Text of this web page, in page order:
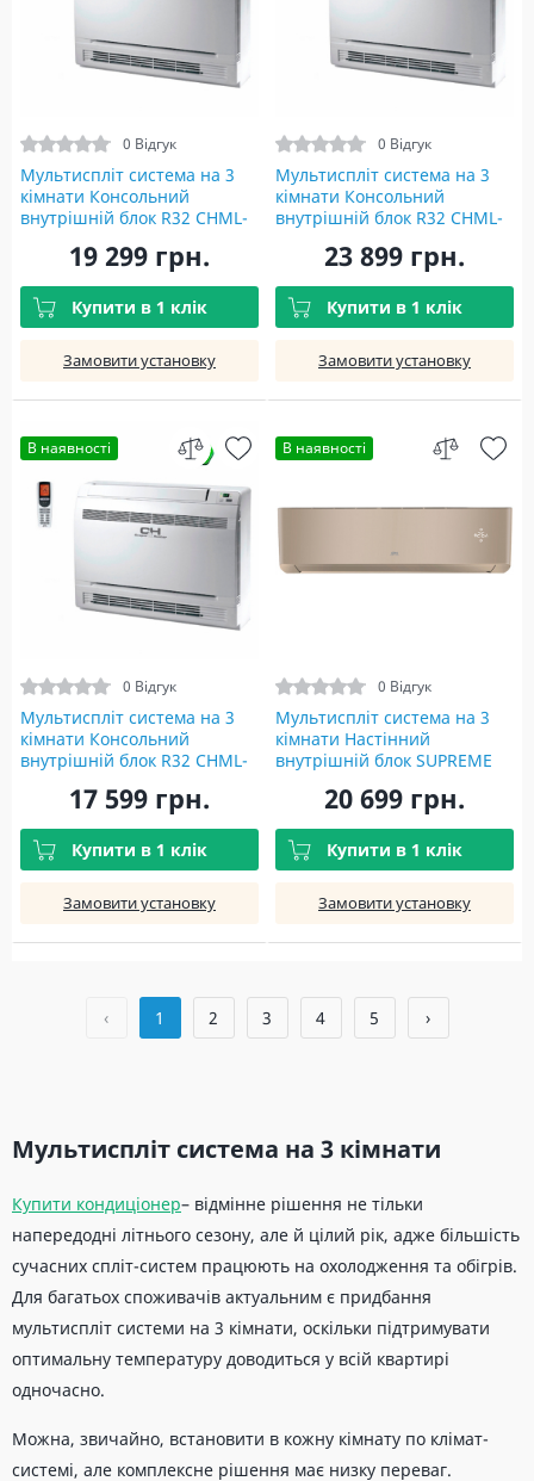
0 Відгук
Мультиспліт система на 3
кімнати Консольний
внутрішній блок R32 CHML-
19 299 грн.
Купити в 1 клік
Замовити установку
0 Відгук
Мультиспліт система на 3
кімнати Консольний
внутрішній блок R32 CHML-
23 899 грн.
Купити в 1 клік
Замовити установку
В наявності
0 Відгук
Мультиспліт система на 3
кімнати Консольний
внутрішній блок R32 CHML-
17 599 грн.
Купити в 1 клік
Замовити установку
В наявності
0 Відгук
Мультиспліт система на 3
кімнати Настінний
внутрішній блок SUPREME
S09FTXAL-GD(I)
20 699 грн.
Купити в 1 клік
Замовити установку
‹ 1 2 3 4 5 ›
Мультиспліт система на 3 кімнати
Купити кондиціонер– відмінне рішення не тільки
напередодні літнього сезону, але й цілий рік, адже більшість
сучасних спліт-систем працюють на охолодження та обігрів.
Для багатьох споживачів актуальним є придбання
мультиспліт системи на 3 кімнати, оскільки підтримувати
оптимальну температуру доводиться у всій квартирі
одночасно.
Можна, звичайно, встановити в кожну кімнату по клімат-
системі, але комплексне рішення має низку переваг.